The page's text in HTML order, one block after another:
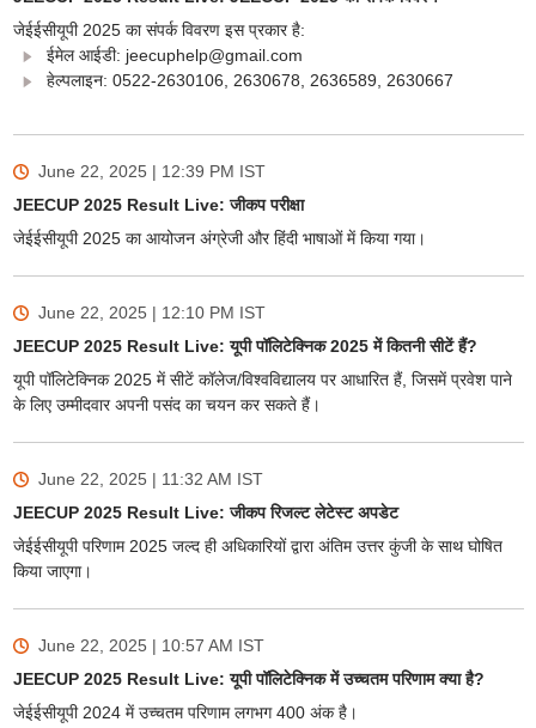
जेईईसीयूपी 2025 का संपर्क विवरण इस प्रकार है:
ईमेल आईडी: jeecuphelp@gmail.com
हेल्पलाइन: 0522-2630106, 2630678, 2636589, 2630667
June 22, 2025 | 12:39 PM IST
JEECUP 2025 Result Live: जीकप परीक्षा
जेईईसीयूपी 2025 का आयोजन अंग्रेजी और हिंदी भाषाओं में किया गया।
June 22, 2025 | 12:10 PM IST
JEECUP 2025 Result Live: यूपी पॉलिटेक्निक 2025 में कितनी सीटें हैं?
यूपी पॉलिटेक्निक 2025 में सीटें कॉलेज/विश्वविद्यालय पर आधारित हैं, जिसमें प्रवेश पाने
के लिए उम्मीदवार अपनी पसंद का चयन कर सकते हैं।
June 22, 2025 | 11:32 AM IST
JEECUP 2025 Result Live: जीकप रिजल्ट लेटेस्ट अपडेट
जेईईसीयूपी परिणाम 2025 जल्द ही अधिकारियों द्वारा अंतिम उत्तर कुंजी के साथ घोषित
किया जाएगा।
June 22, 2025 | 10:57 AM IST
JEECUP 2025 Result Live: यूपी पॉलिटेक्निक में उच्चतम परिणाम क्या है?
जेईईसीयूपी 2024 में उच्चतम परिणाम लगभग 400 अंक है।